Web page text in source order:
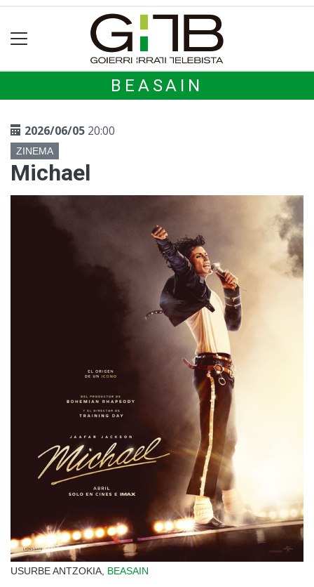
BEASAIN
2026/06/05 20:00
ZINEMA
Michael
USURBE ANTZOKIA, BEASAIN